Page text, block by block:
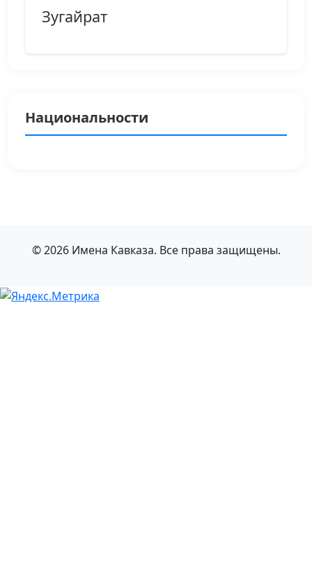
Зугайрат
Национальности
© 2026 Имена Кавказа. Все права защищены.